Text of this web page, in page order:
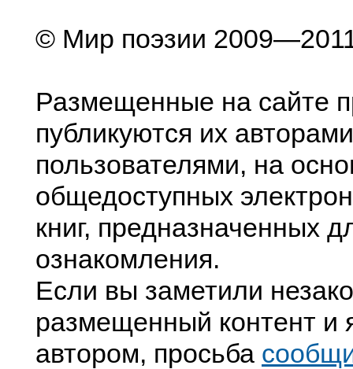
© Мир поэзии
Размещенные на сайте
публикуются их
пользователями, на
общедоступных
книг, предназначенных
ознакомления.
Если вы заметили
размещенный контент и
автором, просьба